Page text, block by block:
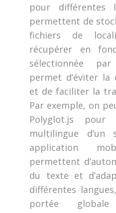
pour différentes
permettent de
fichiers de
récupérer en
sélectionnée
permet d’éviter
et de faciliter la
Par exemple, on
Polyglot.js
multilingue d’un
application
permettent
du texte et
différentes
portée